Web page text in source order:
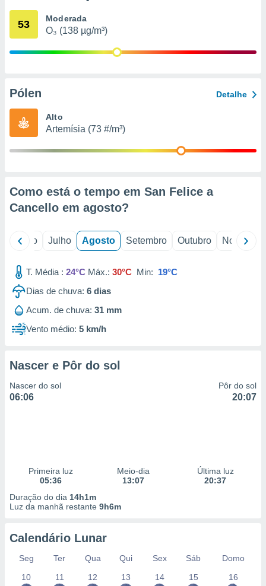
através
de
53 Moderada
O₃ (138 µg/m³)
Pólen Detalhe
Alto
Artemísia (73 #/m³)
Como está o tempo em San Felice a
Cancello em agosto?
Junho Julho Agosto Setembro Outubro Novembro
T. Média : 24°C Máx.: 30°C Min: 19°C
Dias de chuva: 6 dias
Acum. de chuva: 31 mm
Vento médio: 5 km/h
Nascer e Pôr do sol
Nascer do sol
06:06
Pôr do sol
20:07
Primeira luz
05:36
Meio-dia
13:07
Última luz
20:37
Duração do dia 14h1m
Luz da manhã restante 9h6m
Calendário Lunar
Seg Ter Qua Qui Sex Sáb
Domo
10
11 12 13 14 15 16